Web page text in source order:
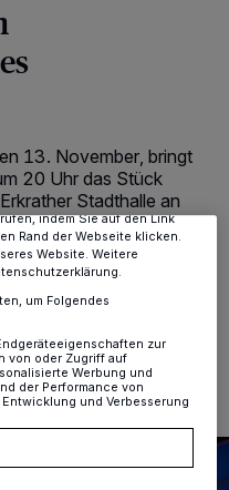
13. November, bringt
20 Uhr das Stück
Stadthalle an
Freikarten für den
Lesezeit
greifen auf
oder eindeutige
von OK aktivieren Sie
aufgeführten
sind manche Inhalte und
relevant für Sie. Sie können
um Ihre Einstellungen zu
indem Sie auf den Link
Rand der Webseite klicken.
Website. Weitere
um Folgendes
zur
von oder Zugriff auf
Werbung und
der Performance von
und Verbesserung